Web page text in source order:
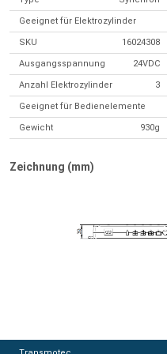
Geeignet für Elektrozylinder
SKU 16024308
Ausgangsspannung 24VDC
Anzahl Elektrozylinder 3
Geeignet für Bedienelemente
Gewicht 930g
Zeichnung (mm)